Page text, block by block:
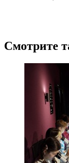
Смотрите